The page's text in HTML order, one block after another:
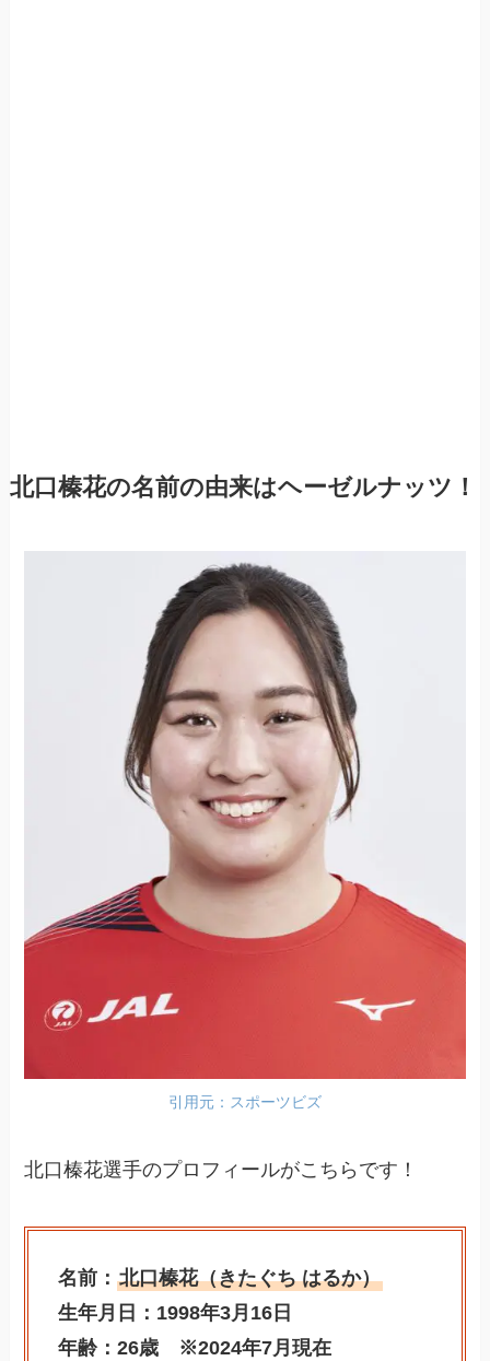
北口榛花の名前の由来はヘーゼルナッツ！
引用元：スポーツビズ
北口榛花選手のプロフィールがこちらです！
名前：北口榛花（きたぐち はるか）
生年月日：1998年3月16日
年齢：26歳 ※2024年7月現在